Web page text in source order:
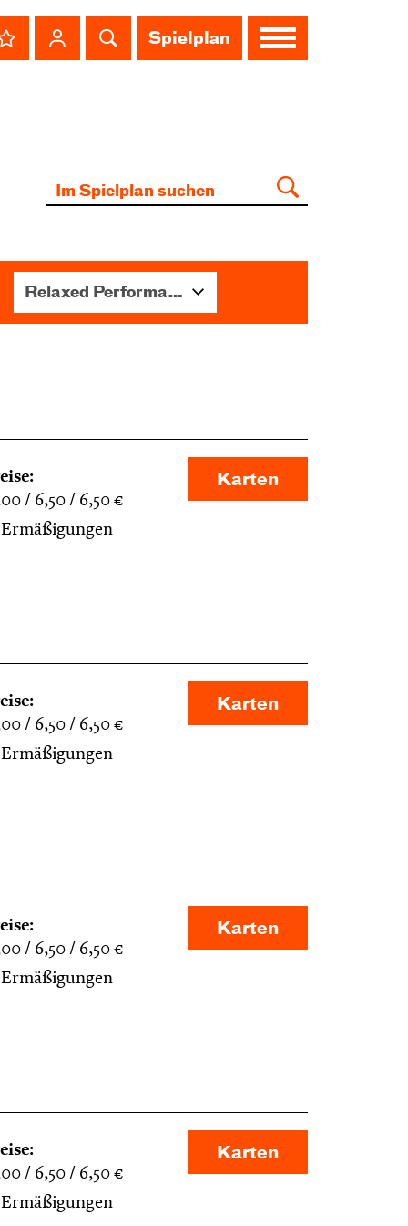
Spielplan
Relaxed Performance
6,50 6,50 €
Ermäßigungen
Karten
6,50 6,50 €
Ermäßigungen
Karten
6,50 6,50 €
Ermäßigungen
Karten
6,50 6,50 €
Ermäßigungen
Karten